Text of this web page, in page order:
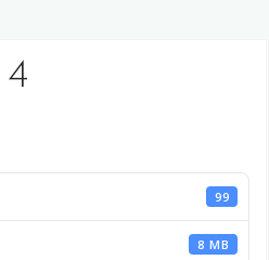
99
8 MB